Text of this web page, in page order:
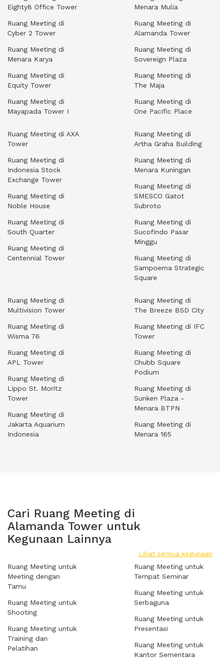
Eighty8 Office Tower
Ruang Meeting di
Cyber 2 Tower
Ruang Meeting di
Menara Karya
Ruang Meeting di
Equity Tower
Ruang Meeting di
Mayapada Tower I
Menara Mulia
Ruang Meeting di
Alamanda Tower
Ruang Meeting di
Sovereign Plaza
Ruang Meeting di
The Maja
Ruang Meeting di
One Pacific Place
Ruang Meeting di AXA
Tower
Ruang Meeting di
Indonesia Stock
Exchange Tower
Ruang Meeting di
Noble House
Ruang Meeting di
South Quarter
Ruang Meeting di
Centennial Tower
Ruang Meeting di
Artha Graha Building
Ruang Meeting di
Menara Kuningan
Ruang Meeting di
SMESCO Gatot
Subroto
Ruang Meeting di
Sucofindo Pasar
Minggu
Ruang Meeting di
Sampoerna Strategic
Square
Ruang Meeting di
Multivision Tower
Ruang Meeting di
Wisma 76
Ruang Meeting di
APL Tower
Ruang Meeting di
Lippo St. Moritz
Tower
Ruang Meeting di
Jakarta Aquarium
Indonesia
Ruang Meeting di
The Breeze BSD City
Ruang Meeting di IFC
Tower
Ruang Meeting di
Chubb Square
Podium
Ruang Meeting di
Sunken Plaza -
Menara BTPN
Ruang Meeting di
Menara 165
Cari Ruang Meeting di
Alamanda Tower untuk
Kegunaan Lainnya
Lihat semua kegunaan
Ruang Meeting untuk
Meeting dengan
Tamu
Ruang Meeting untuk
Shooting
Ruang Meeting untuk
Training dan
Pelatihan
Ruang Meeting untuk
Tempat Seminar
Ruang Meeting untuk
Serbaguna
Ruang Meeting untuk
Presentasi
Ruang Meeting untuk
Kantor Sementara